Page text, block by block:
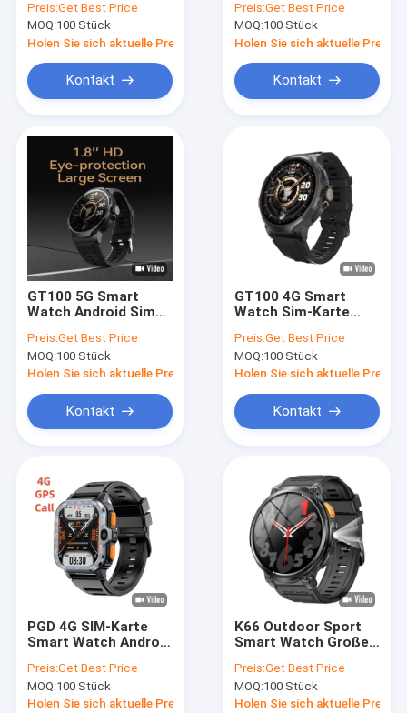
2GB+16GB Smart
Watch mit Kamera
Preis:Get Best Price
MOQ:100 Stück
Holen Sie sich aktuelle Preis
Kontakt
Smart Watch mit
WIFI
Preis:Get Best Price
MOQ:100 Stück
Holen Sie sich aktuelle Preis
Kontakt
GT100 5G Smart
Watch Android Sim
Bildschirm Sport
Fitness Tracker Uhr
Wasserdicht
Preis:Get Best Price
MOQ:100 Stück
Holen Sie sich aktuelle Preis
Kontakt
GT100 4G Smart
Watch Sim-Karte
Positionierung
Navigation Kamera
Smart Watch
Preis:Get Best Price
MOQ:100 Stück
Holen Sie sich aktuelle Preis
Kontakt
PGD 4G SIM-Karte
Smart Watch Android
Smartwatch mit Sim-
Karte
Preis:Get Best Price
MOQ:100 Stück
Holen Sie sich aktuelle Preis
K66 Outdoor Sport
Smart Watch Großer
Batterie IP68
wasserdichte
Taschenlampe
Preis:Get Best Price
MOQ:100 Stück
Holen Sie sich aktuelle Preis